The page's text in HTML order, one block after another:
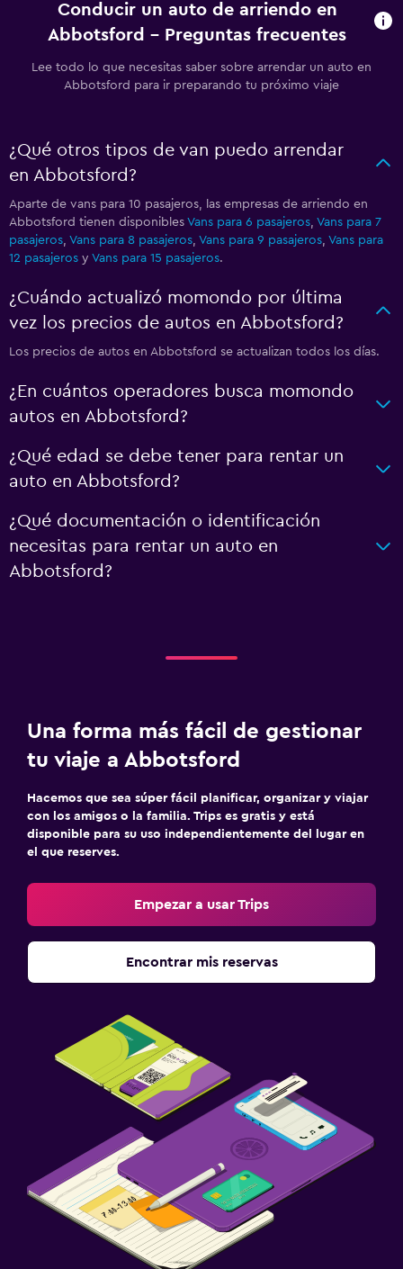
Conducir un auto de arriendo en
Abbotsford - Preguntas frecuentes
Lee todo lo que necesitas saber sobre arrendar un auto en
Abbotsford para ir preparando tu próximo viaje
¿Qué otros tipos de van puedo arrendar
en Abbotsford?
Aparte de vans para 10 pasajeros, las empresas de arriendo en
Abbotsford tienen disponibles Vans para 6 pasajeros, Vans para 7
pasajeros, Vans para 8 pasajeros, Vans para 9 pasajeros, Vans para
12 pasajeros y Vans para 15 pasajeros.
¿Cuándo actualizó momondo por última
vez los precios de autos en Abbotsford?
Los precios de autos en Abbotsford se actualizan todos los días.
¿En cuántos operadores busca momondo
autos en Abbotsford?
¿Qué edad se debe tener para rentar un
auto en Abbotsford?
¿Qué documentación o identificación
necesitas para rentar un auto en
Abbotsford?
Una forma más fácil de gestionar
tu viaje a Abbotsford
Hacemos que sea súper fácil planificar, organizar y viajar
con los amigos o la familia. Trips es gratis y está
disponible para su uso independientemente del lugar en
el que reserves.
Empezar a usar Trips
Encontrar mis reservas